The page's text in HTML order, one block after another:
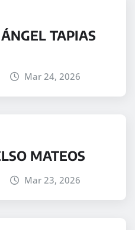
TAPIAS
Mar 24, 2026
MATEOS
Mar 23, 2026